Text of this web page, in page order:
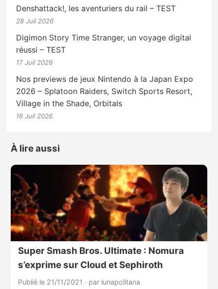
Denshattack!, les aventuriers du rail – TEST
28 Juil 2026
Digimon Story Time Stranger, un voyage digital
réussi – TEST
17 Juil 2026
Nos previews de jeux Nintendo à la Japan Expo
2026 – Splatoon Raiders, Switch Sports Resort,
Village in the Shade, Orbitals
16 Juil 2026
À lire aussi
Super Smash Bros. Ultimate : Nomura
s’exprime sur Cloud et Sephiroth
Publié le 21/11/2021 · par lunapolitana